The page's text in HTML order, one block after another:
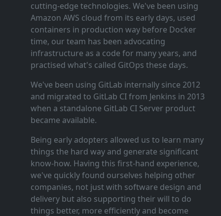
cutting‑edge technologies. We've been using
Amazon AWS cloud from its early days, used
containers in production way before Docker
time, our team has been advocating
infrastructure as a code for many years, and
practised what's called GitOps these days.
We've been using GitLab internally since 2012
and migrated to GitLab CI from Jenkins in 2013
when a standalone GitLab CI Server product
became available.
Being early adopters allowed us to learn many
things the hard way and generate significant
know‑how. Having this first‑hand experience,
we've quickly found ourselves helping other
companies, not just with software design and
delivery but also supporting their will to do
things better, more efficiently and become